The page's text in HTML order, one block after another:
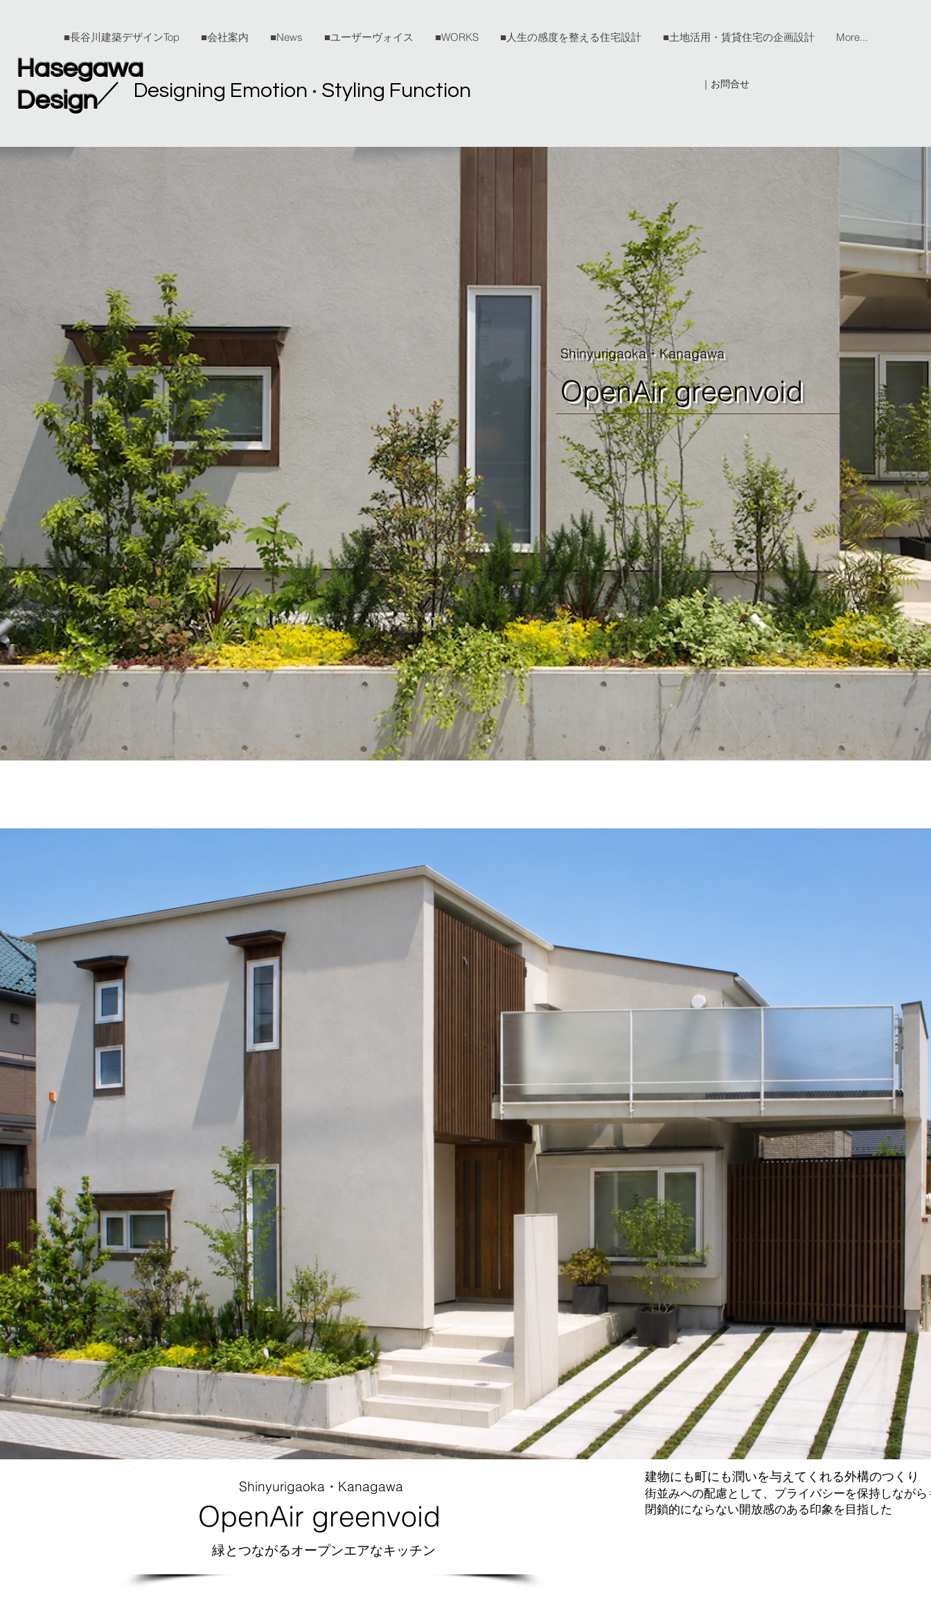
Hasegawa
Design
■長谷川建築デザインTop ■会社案内 ■News ■ユーザーヴォイス ■WORKS ■人生の感度を整える住宅設計 ■土地活用・賃貸住宅の企画設計 More...
​／ Designing Emotion ・ Styling Function ｜お問合せ
Shinyurigaoka・Kanagawa​
OpenAir greenvoid
OpenAir greenvoid
Shinyurigaoka・Kanagawa​
緑とつながるオープンエアなキッチン
建物にも町にも潤いを与えてくれる外構のつくり
街並みへの配慮として、プライバシーを保持しながら
閉鎖的にならない開放感のある印象を目指した